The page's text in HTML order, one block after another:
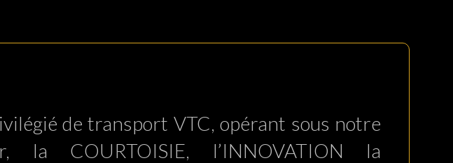
de transport VTC, opérant sous notre
la COURTOISIE, l’INNOVATION la